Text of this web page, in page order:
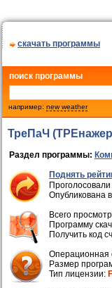
скачать программы
поиск программы
например: new weather
ТреПаЧ
Раздел программы:
Поднять
Опубликована
Всего
Программу
Получить код
Операционная
Размер
Тип лицензии: